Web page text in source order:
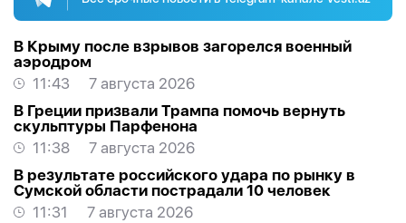
В Крыму после взрывов загорелся военный
аэродром
11:43
7 августа 2026
В Греции призвали Трампа помочь вернуть
скульптуры Парфенона
11:38
7 августа 2026
В результате российского удара по рынку в
Сумской области пострадали 10 человек
11:31
7 августа 2026